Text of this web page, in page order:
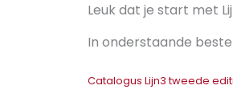
Leuk dat je start met
In onderstaande
Catalogus Lijn3 tweede